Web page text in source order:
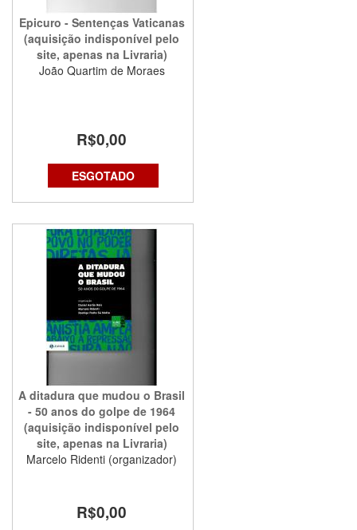
Epicuro - Sentenças Vaticanas
(aquisição indisponível pelo
site, apenas na Livraria)
João Quartim de Moraes
R$0,00
ESGOTADO
A ditadura que mudou o Brasil
- 50 anos do golpe de 1964
(aquisição indisponível pelo
site, apenas na Livraria)
Marcelo Ridenti (organizador)
R$0,00